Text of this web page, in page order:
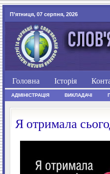
П’ятниця, 07 серпня, 2026
Головна Історія
АДМІНІСТРАЦІЯ ВИКЛАДАЧІ
Я отримала